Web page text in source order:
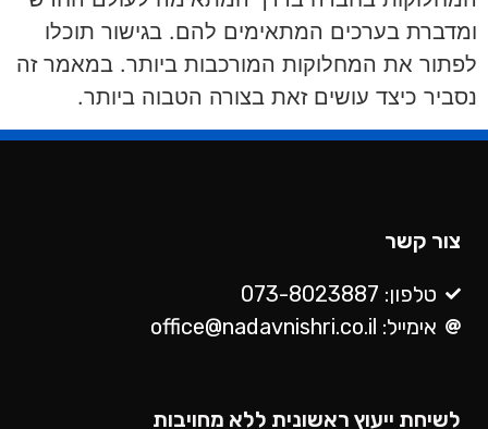
ומדברת בערכים המתאימים להם. בגישור תוכלו
לפתור את המחלוקות המורכבות ביותר. במאמר זה
נסביר כיצד עושים זאת בצורה הטבוה ביותר.
צור קשר
טלפון: 073-8023887
אימייל: office@nadavnishri.co.il
לשיחת ייעוץ ראשונית ללא מחויבות